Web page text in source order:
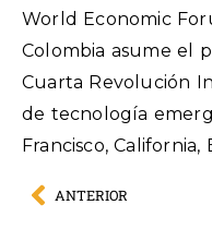
World Economic
Colombia asume el
Cuarta Revolución
de tecnología
Francisco, California,
ANTERIOR